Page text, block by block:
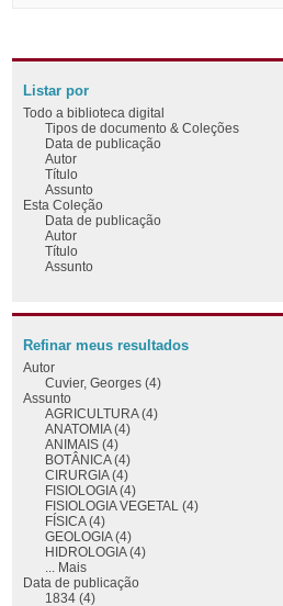
Listar por
Todo a biblioteca digital
Tipos de documento & Coleções
Data de publicação
Autor
Título
Assunto
Esta Coleção
Data de publicação
Autor
Título
Assunto
Refinar meus resultados
Autor
Cuvier, Georges (4)
Assunto
AGRICULTURA (4)
ANATOMIA (4)
ANIMAIS (4)
BOTÂNICA (4)
CIRURGIA (4)
FISIOLOGIA (4)
FISIOLOGIA VEGETAL (4)
FÍSICA (4)
GEOLOGIA (4)
HIDROLOGIA (4)
... Mais
Data de publicação
1834 (4)